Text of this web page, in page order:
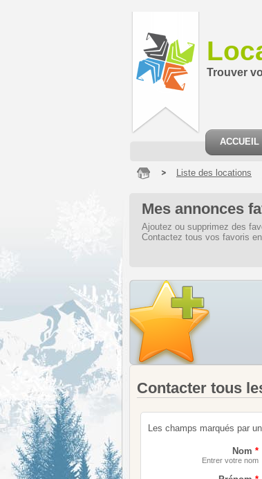
Trouver
ACCUEIL
Liste des locations
Mes annonces
Ajoutez ou supprimez des
Contactez tous vos favoris
Contacter tous
Les champs marqués par
Nom *
Entrer votre nom